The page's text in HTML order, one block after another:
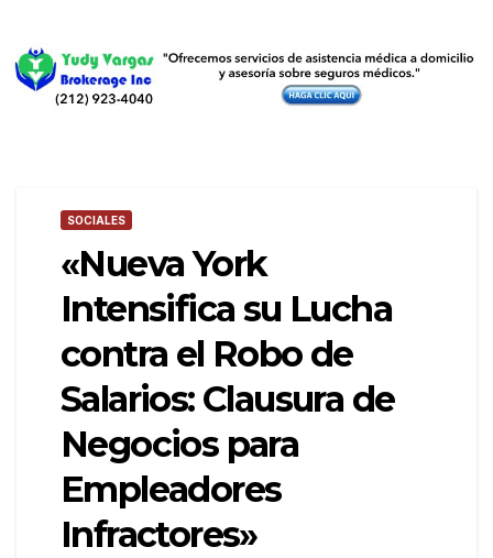
SOCIALES
«Nueva York
Intensifica su Lucha
contra el Robo de
Salarios: Clausura de
Negocios para
Empleadores
Infractores»